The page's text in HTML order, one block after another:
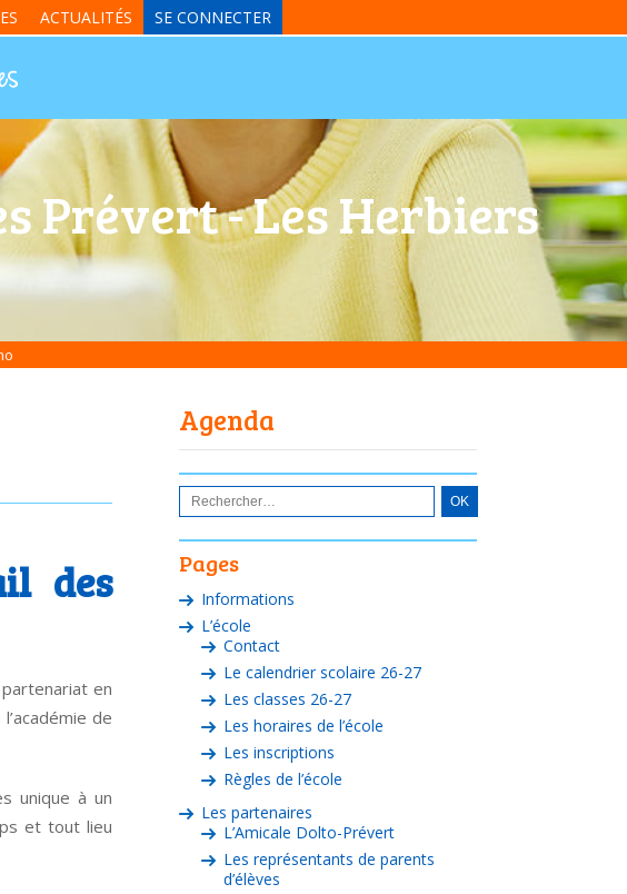
ACTUALITÉS SE CONNECTER
Prévert - Les Herbiers
des
en
de
unique à un
et tout lieu
Agenda
Pages
Informations
L’école
Contact
Le calendrier scolaire 26-27
Les classes 26-27
Les horaires de l’école
Les inscriptions
Règles de l’école
Les partenaires
L’Amicale Dolto-Prévert
Les représentants de parents
d’élèves